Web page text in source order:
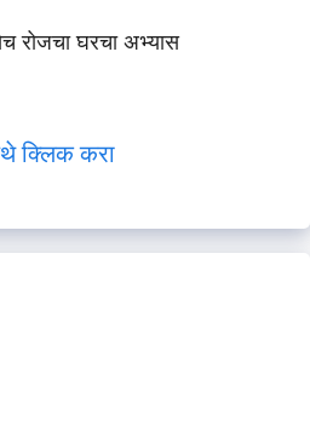
रोजचा घरचा अभ्यास
क्लिक करा